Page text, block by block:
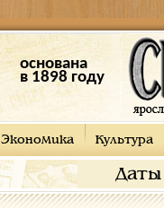
основана
в 1898 году
Экономика Культура
Даты